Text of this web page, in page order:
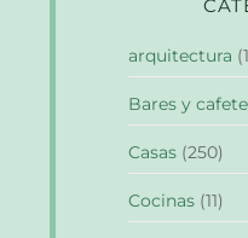
arquitectura
Bares y
Casas (250)
Cocinas (11)